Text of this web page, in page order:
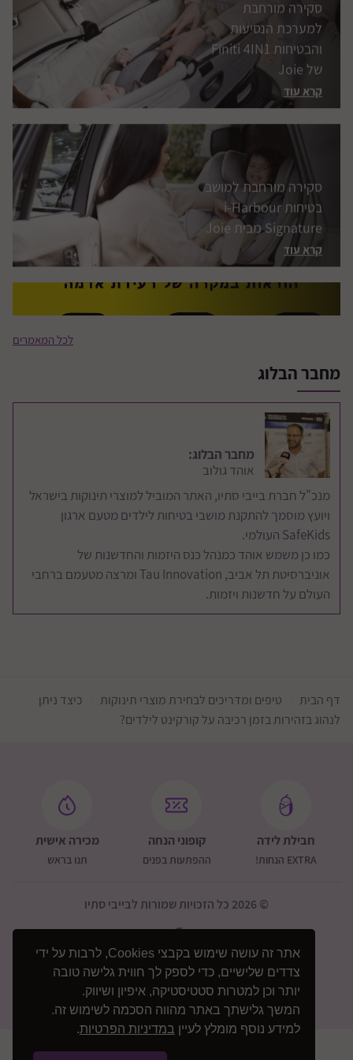
אתר זה עושה שימוש בקבצי Cookies, לרבות על ידי
צדדים שלישיים, כדי לספק לך חווית גלישה טובה
יותר וכן למטרות סטטיסטיקה, איפיון ושיווק.
המשך גלישתך באתר מהווה הסכמה לשימוש זה.
למידע נוסף מומלץ לעיין במדיניות הפרטיות.
סקירה מורחבת למושב
בטיחות i-Harbour
Signature מבית Joie
הוראות לשהייה ברכב
זמן רעידת אדמה
קרא עוד
לכל המאמרים
מחבר הבלוג
מחבר הבלוג:
אוהד גולוב
מנכ"ל חברת בייבי סתיו, האתר המוביל למוצרי תינוקות בישראל
ויועץ מוסמך להתקנת מושבי בטיחות לילדים מטעם ארגון
SafeKids העולמי.
כמו כן משמש אוהד כמנהל כנס היזמות והחדשנות של
אוניברסיטת תל אביב, Tau Innovation ומרצה מטעמם ברחבי
העולם על חדשנות ויזמות.
דף הבית טיפים ומדריכים לבחירת מוצרי תינוקות
כיצד ניתן
לנהוג בזהירות בזמן רכיבה על קורקינט לילדים?
חבילת לידה
EXTRA הנחות!
קופוני הנחה
ההפתעות בפנים
מכירה אישית
תנו בראש
© 2026 כל הזכויות שמורות לבייבי סתיו